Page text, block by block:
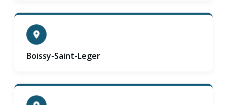
Boissy-Saint-Leger